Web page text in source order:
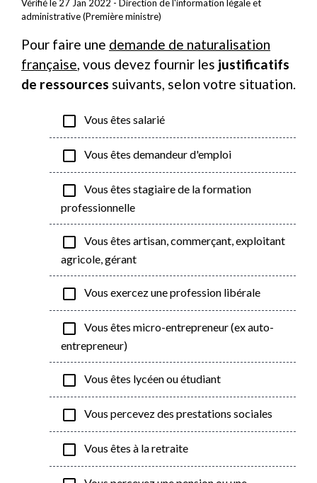
Vérifié le 27 Jan 2022 - Direction de l'information légale et
administrative (Première ministre)
Pour faire une demande de naturalisation
française, vous devez fournir les justificatifs
de ressources suivants, selon votre situation.
check_box_outline_blank Vous êtes salarié
check_box_outline_blank Vous êtes demandeur d'emploi
check_box_outline_blank
Vous êtes stagiaire de la formation
professionnelle
check_box_outline_blank
Vous êtes artisan, commerçant, exploitant
agricole, gérant
check_box_outline_blank Vous exercez une profession libérale
check_box_outline_blank
Vous êtes micro-entrepreneur (ex auto-
entrepreneur)
check_box_outline_blank Vous êtes lycéen ou étudiant
check_box_outline_blank Vous percevez des prestations sociales
check_box_outline_blank Vous êtes à la retraite